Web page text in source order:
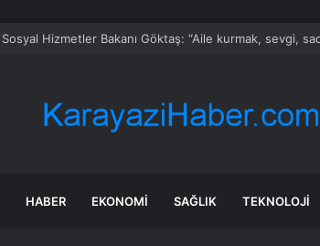
Hizmetler Bakanı Göktaş: “Aile kurmak, sevgi,
HABER EKONOMI SAĞLIK TEKNOLOJI